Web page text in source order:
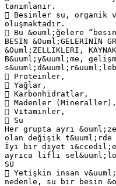
tanımlanır.
 Besinler su, organik
oluşmaktadır.
 Bu &ouml;ğelere
BESİN &Ouml;GELERİNİN
&Ouml;ZELLİKLERİ,
B&uuml;y&uuml;me,
 Proteinler,
 Yağlar,
 Karbonhidratlar,
 Madenler (Mineraller),
 Vitaminler,
 Su
Her grupta ayrı
olan değişik t&uuml;rde
İyi bir diyet
ayrıca lifli
SU
 Yetişkin insan
nedenle, su bir besin